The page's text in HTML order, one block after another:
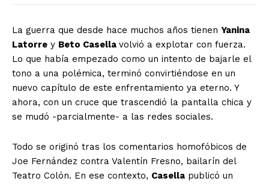
La guerra que desde hace muchos años tienen Yanina
Latorre y Beto Casella volvió a explotar con fuerza.
Lo que había empezado como un intento de bajarle el
tono a una polémica, terminó convirtiéndose en un
nuevo capítulo de este enfrentamiento ya eterno. Y
ahora, con un cruce que trascendió la pantalla chica y
se mudó -parcialmente- a las redes sociales.
Todo se originó tras los comentarios homofóbicos de
Joe Fernández contra Valentín Fresno, bailarín del
Teatro Colón. En ese contexto, Casella publicó un